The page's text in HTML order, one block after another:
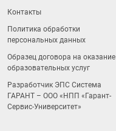
Контакты
Политика обработки
персональных данных
Образец договора на оказание
образовательных услуг
Разработчик ЭПС Система
ГАРАНТ – ООО «НПП « Гарант-
Сервис-Университет»